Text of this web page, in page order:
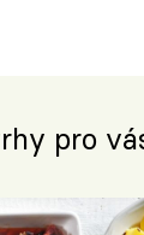
pro